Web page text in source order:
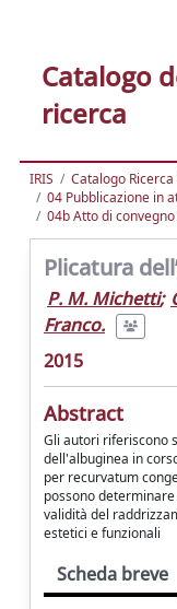
Catalogo
ricerca
IRIS
Catalogo Ricerca
04 Pubblicazione in
04b Atto di
Plicatura
P. M. Michetti;
Franco.
2015
Abstract
Gli autori riferiscono
dell'albuginea in
per recurvatum
possono
validità del
estetici e funzionali
Scheda breve